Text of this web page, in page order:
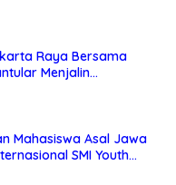
Raya Bersama
Menjalin
Mahasiswa Asal Jawa
SMI Youth